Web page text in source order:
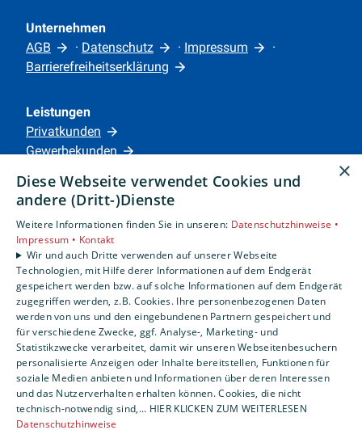
Unternehmen
AGB
· Datenschutz · Impressum
·
Barrierefreiheitserklärung
Leistungen
Privatkunden
Gewerbekunden
Unternehmen
Standorte
Siegen
Um externe HTML-Inhalte anzuzeigen, benötigen
wir Ihre Einwilligung.
Weitere Informationen finden Sie in unserer
Datenschutzerklärung.
COOKIE-EINSTELLUNGEN ÖFFNEN
×
Diese Webseite verwendet Cookies und
andere (Dritt-)Dienste
Weitere Informationen finden Sie in unseren: Datenschutzhinweise •
Impressum • Kontakt
Wir und auch Dritte verwenden auf unserer Webseite
Technologien, mit Hilfe derer Informationen auf dem Endgerät
gespeichert werden bzw. auf solche Informationen auf dem Endgerät
zugegriffen werden, z.B. Cookies. Ihre personenbezogenen Daten
werden von uns und den eingebundenen Partnern gespeichert und
für verschiedene Zwecke, ggf. Analyse-, Marketing- und
Statistikzwecke verarbeitet, damit wir unseren Webseitenbesuchern
personalisierte Anzeigen oder Inhalte bereitstellen, Funktionen für
soziale Medien anbieten und Informationen über deren Interessen
und das Nutzerverhalten erhalten können. Cookies, die nicht
technisch-notwendig sind,... HIER KLICKEN ZUM WEITERLESEN
Datenschutzhinweise